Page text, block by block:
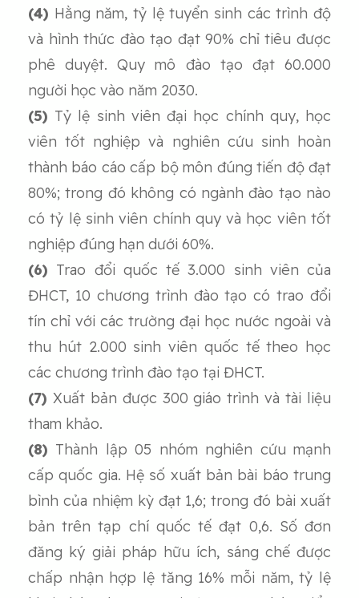
(4) Hằng năm, tỷ lệ tuyển sinh các trình độ
và hình thức đào tạo đạt 90% chỉ tiêu được
phê duyệt. Quy mô đào tạo đạt 60.000
người học vào năm 2030.
(5) Tỷ lệ sinh viên đại học chính quy, học
viên tốt nghiệp và nghiên cứu sinh hoàn
thành báo cáo cấp bộ môn đúng tiến độ đạt
80%; trong đó không có ngành đào tạo nào
có tỷ lệ sinh viên chính quy và học viên tốt
nghiệp đúng hạn dưới 60%.
(6) Trao đổi quốc tế 3.000 sinh viên của
ĐHCT, 10 chương trình đào tạo có trao đổi
tín chỉ với các trường đại học nước ngoài và
thu hút 2.000 sinh viên quốc tế theo học
các chương trình đào tạo tại ĐHCT.
(7) Xuất bản được 300 giáo trình và tài liệu
tham khảo.
(8) Thành lập 05 nhóm nghiên cứu mạnh
cấp quốc gia. Hệ số xuất bản bài báo trung
bình của nhiệm kỳ đạt 1,6; trong đó bài xuất
bản trên tạp chí quốc tế đạt 0,6. Số đơn
đăng ký giải pháp hữu ích, sáng chế được
chấp nhận hợp lệ tăng 16% mỗi năm, tỷ lệ